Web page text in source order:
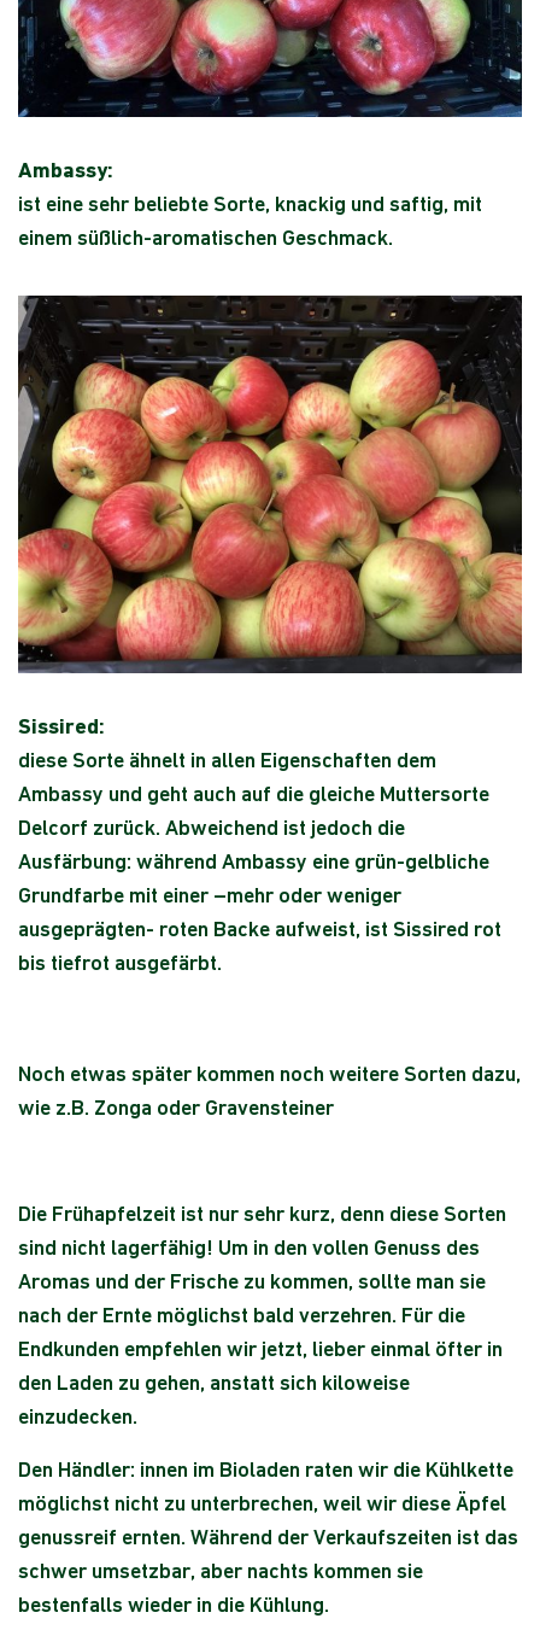
Ambassy:
ist eine sehr beliebte Sorte, knackig und saftig, mit
einem süßlich-aromatischen Geschmack.
Sissired:
diese Sorte ähnelt in allen Eigenschaften dem
Ambassy und geht auch auf die gleiche Muttersorte
Delcorf zurück. Abweichend ist jedoch die
Ausfärbung: während Ambassy eine grün-gelbliche
Grundfarbe mit einer –mehr oder weniger
ausgeprägten- roten Backe aufweist, ist Sissired rot
bis tiefrot ausgefärbt.
Noch etwas später kommen noch weitere Sorten dazu,
wie z.B. Zonga oder Gravensteiner
Die Frühapfelzeit ist nur sehr kurz, denn diese Sorten
sind nicht lagerfähig! Um in den vollen Genuss des
Aromas und der Frische zu kommen, sollte man sie
nach der Ernte möglichst bald verzehren. Für die
Endkunden empfehlen wir jetzt, lieber einmal öfter in
den Laden zu gehen, anstatt sich kiloweise
einzudecken.
Den Händler: innen im Bioladen raten wir die Kühlkette
möglichst nicht zu unterbrechen, weil wir diese Äpfel
genussreif ernten. Während der Verkaufszeiten ist das
schwer umsetzbar, aber nachts kommen sie
bestenfalls wieder in die Kühlung.